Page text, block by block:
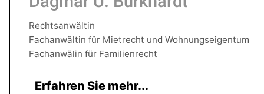
Rechtsanwältin
Fachanwältin für Mietrecht und Wohnungseigentum
Fachanwälin für Familienrecht
Erfahren Sie mehr...